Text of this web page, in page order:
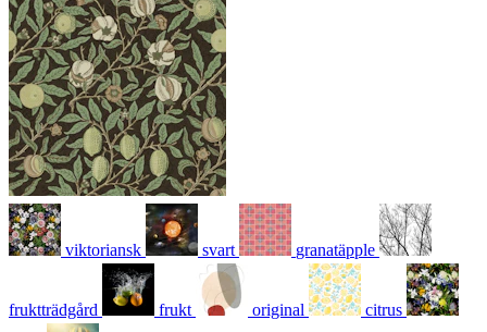
viktoriansk svart granatäpple
fruktträdgård frukt original citrus